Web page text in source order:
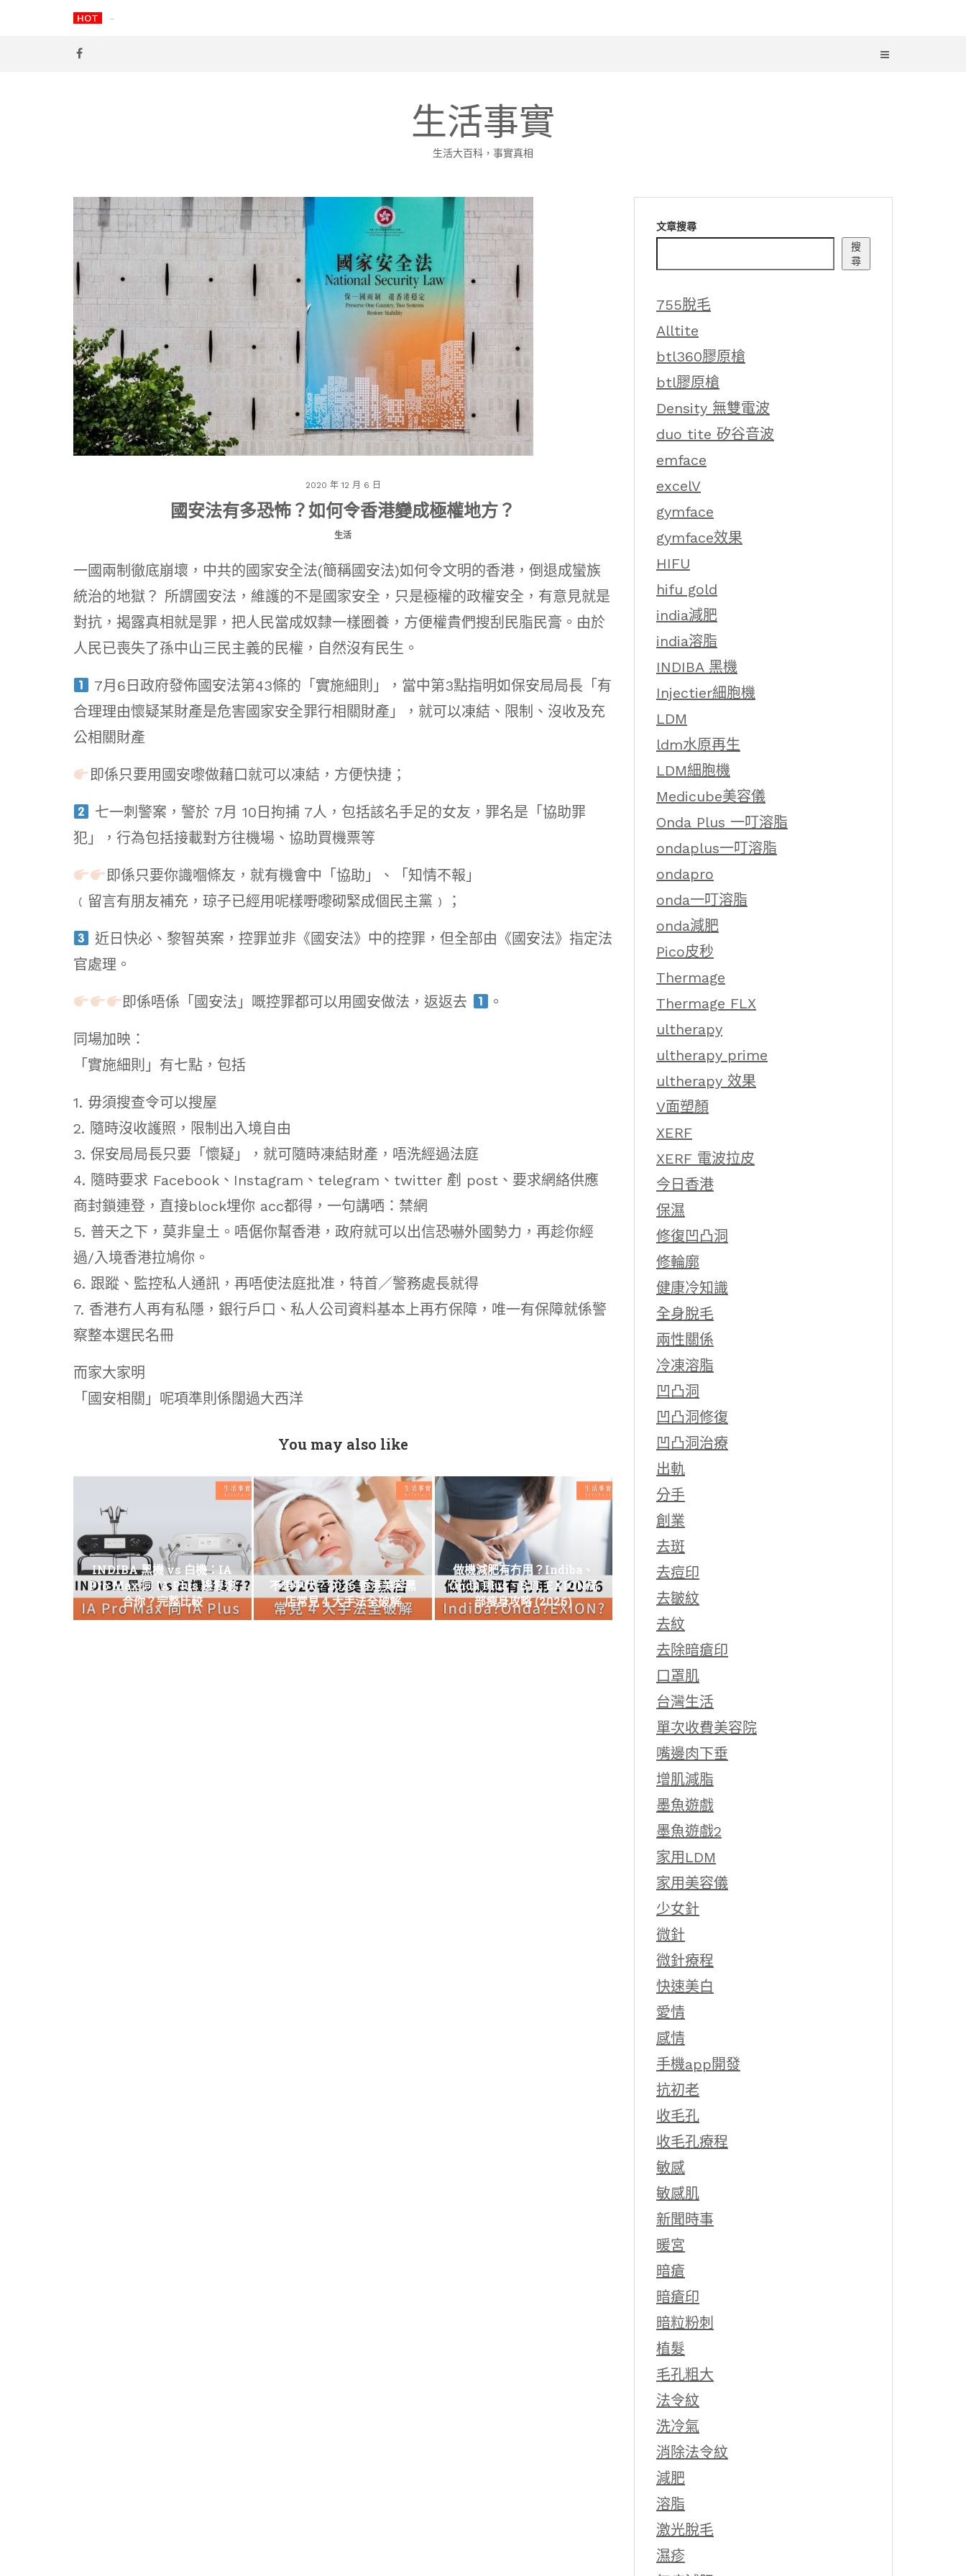
HOT 破解面部肌肉下垂秘密｜2026香港女生必學臉頰下垂、嘴邊肉改善全攻略
生活事實
生活大百科，事實真相
2020 年 12 月 6 日
國安法有多恐怖？如何令香港變成極權地方？
生活
一國兩制徹底崩壞，中共的國家安全法(簡稱國安法)如何令文明的香港，倒退成蠻族
統治的地獄？ 所謂國安法，維護的不是國家安全，只是極權的政權安全，有意見就是
對抗，揭露真相就是罪，把人民當成奴隸一樣圈養，方便權貴們搜刮民脂民膏。由於
人民已喪失了孫中山三民主義的民權，自然沒有民生。
7月6日政府發佈國安法第43條的「實施細則」，當中第3點指明如保安局局長「有
合理理由懷疑某財產是危害國家安全罪行相關財產」，就可以凍結、限制、沒收及充
公相關財產
即係只要用國安嚟做藉口就可以凍結，方便快捷；
七一刺警案，警於 7月 10日拘捕 7人，包括該名手足的女友，罪名是「協助罪
犯」，行為包括接載對方往機場、協助買機票等
即係只要你識嗰條友，就有機會中「協助」、「知情不報」
﹙留言有朋友補充，琼子已經用呢樣嘢嚟砌緊成個民主黨﹚；
近日快必、黎智英案，控罪並非《國安法》中的控罪，但全部由《國安法》指定法
官處理。
即係唔係「國安法」嘅控罪都可以用國安做法，返返去 。
同場加映：
「實施細則」有七點，包括
1. 毋須搜查令可以搜屋
2. 隨時沒收護照，限制出入境自由
3. 保安局局長只要「懷疑」，就可隨時凍結財產，唔洗經過法庭
4. 隨時要求 Facebook、Instagram、telegram、twitter 剷 post、要求網絡供應
商封鎖連登，直接block埋你 acc都得，一句講哂：禁網
5. 普天之下，莫非皇土。唔倨你幫香港，政府就可以出信恐嚇外國勢力，再趁你經
過/入境香港拉鳩你。
6. 跟蹤、監控私人通訊，再唔使法庭批准，特首／警務處長就得
7. 香港冇人再有私隱，銀行戶口、私人公司資料基本上再冇保障，唯一有保障就係警
察整本選民名冊
而家大家明
「國安相關」呢項準則係闊過大西洋
You may also like
INDIBA 黑機 vs 白機：IA
Pro Max 同 IA Plus 邊隻適
合你？完整比較
不想中伏？2026 香港美容黑
店常見 4 大手法全破解
做機減肥有冇用？Indiba、
Onda Plus、BTL EXION局
部瘦身攻略 (2026)
文章搜尋
搜
尋
755脫毛
Alltite
btl360膠原槍
btl膠原槍
Density 無雙電波
duo tite 矽谷音波
emface
excelV
gymface
gymface效果
HIFU
hifu gold
india減肥
india溶脂
INDIBA 黑機
Injectier細胞機
LDM
ldm水原再生
LDM細胞機
Medicube美容儀
Onda Plus 一叮溶脂
ondaplus一叮溶脂
ondapro
onda一叮溶脂
onda減肥
Pico皮秒
Thermage
Thermage FLX
ultherapy
ultherapy prime
ultherapy 效果
V面塑顏
XERF
XERF 電波拉皮
今日香港
保濕
修復凹凸洞
修輪廓
健康冷知識
全身脫毛
兩性關係
冷凍溶脂
凹凸洞
凹凸洞修復
凹凸洞治療
出軌
分手
創業
去斑
去痘印
去皺紋
去紋
去除暗瘡印
口罩肌
台灣生活
單次收費美容院
嘴邊肉下垂
增肌減脂
墨魚遊戲
墨魚遊戲2
家用LDM
家用美容儀
少女針
微針
微針療程
快速美白
愛情
感情
手機app開發
抗初老
收毛孔
收毛孔療程
敏感
敏感肌
新聞時事
暖宮
暗瘡
暗瘡印
暗粒粉刺
植髮
毛孔粗大
法令紋
洗冷氣
消除法令紋
減肥
溶脂
激光脫毛
濕疹